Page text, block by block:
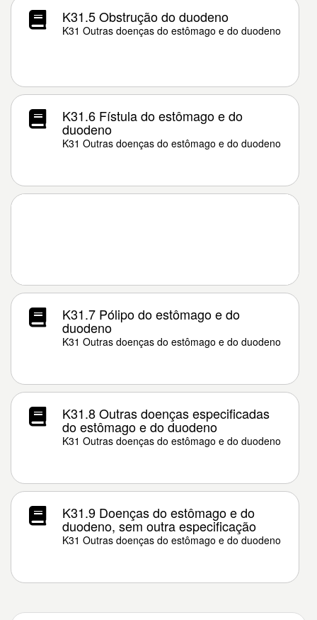
K31.5 Obstrução do duodeno
K31 Outras doenças do estômago e do duodeno
K31.6 Fístula do estômago e do
duodeno
K31 Outras doenças do estômago e do duodeno
K31.7 Pólipo do estômago e do
duodeno
K31 Outras doenças do estômago e do duodeno
K31.8 Outras doenças especificadas
do estômago e do duodeno
K31 Outras doenças do estômago e do duodeno
K31.9 Doenças do estômago e do
duodeno, sem outra especificação
K31 Outras doenças do estômago e do duodeno